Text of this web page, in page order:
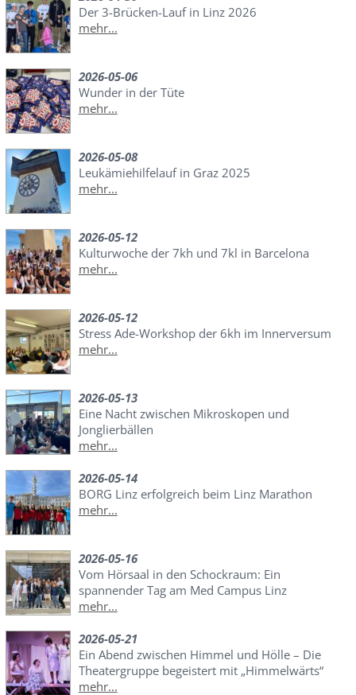
Der 3-Brücken-Lauf in Linz 2026
mehr...
2026-05-06
Wunder in der Tüte
mehr...
2026-05-08
Leukämiehilfelauf in Graz 2025
mehr...
2026-05-12
Kulturwoche der 7kh und 7kl in Barcelona
mehr...
2026-05-12
Stress Ade-Workshop der 6kh im Innerversum
mehr...
2026-05-13
Eine Nacht zwischen Mikroskopen und
Jonglierbällen
mehr...
2026-05-14
BORG Linz erfolgreich beim Linz Marathon
mehr...
2026-05-16
Vom Hörsaal in den Schockraum: Ein
spannender Tag am Med Campus Linz
mehr...
2026-05-21
Ein Abend zwischen Himmel und Hölle – Die
Theatergruppe begeistert mit „Himmelwärts“
mehr...